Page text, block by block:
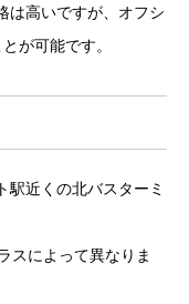
は高いですが、オフシ
が可能です。
駅近くの北バスターミ
スによって異なりま